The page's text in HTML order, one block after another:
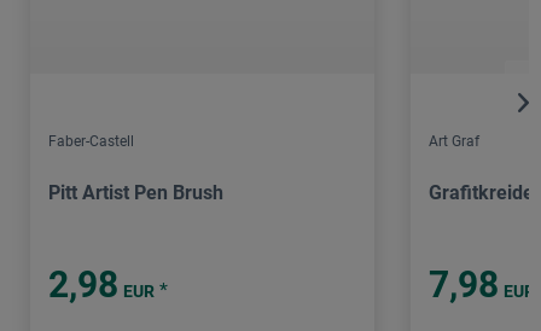
Faber-Castell
Pitt Artist Pen Brush
2,98 EUR *
Art Graf
Grafitkreide
7,98 EUR